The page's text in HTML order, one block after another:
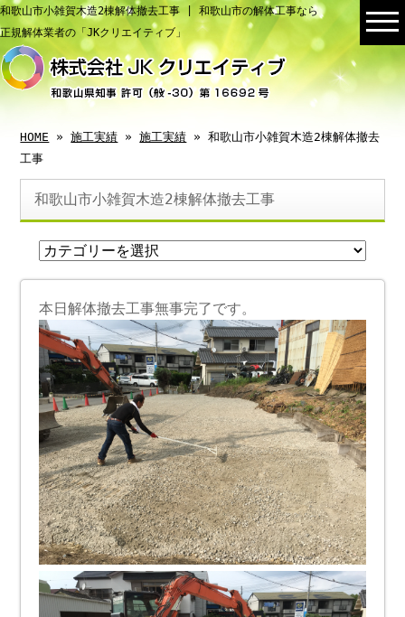
和歌山市小雑賀木造2棟解体撤去工事 | 和歌山市の解体工事なら
正規解体業者の「JKクリエイティブ」
HOME »施工実績 »施工実績 » 和歌山市小雑賀木造2棟解体撤去
工事
和歌山市小雑賀木造2棟解体撤去工事
本日解体撤去工事無事完了です。